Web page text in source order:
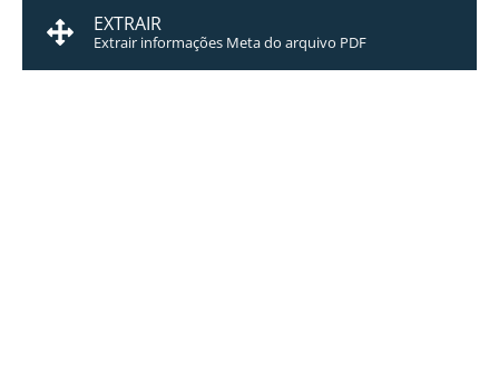
EXTRAIR
Extrair informações Meta do arquivo PDF